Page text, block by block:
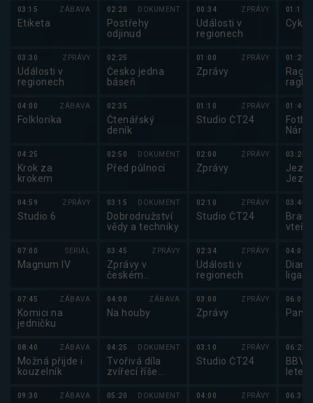
03:15 ZÁBAVA
Etiketa
03:30 ZPRÁVY
Události v
regionech
04:00 ZÁBAVA
Folklorika
04:25
Krok za
krokem
04:59 ZPRÁVY
Studio 6
07:00 SERIÁL
Magnum IV
07:45 ZÁBAVA
Komici na
jedničku
08:40 ZÁBAVA
Možná přijde i
kouzelník
09:30 ZÁBAVA
02:20 DOKUMENT
Postřehy
odjinud
02:25
Česko jedna
báseň
02:35
Čtenářský
deník
02:50 DOKUMENT
Před půlnocí
03:15 DOKUMENT
Dobrodružství
vědy a techniky
03:45 ZPRÁVY
Zprávy v
českém
jazyce
04:00 ZÁBAVA
Na houby
04:25 DOKUMENT
Tvořivá díla
zvířecí říše
05:20 DOKUMENT
00:34 ZPRÁVY
Události v
regionech
01:00 ZPRÁVY
Zprávy
01:10 ZPRÁVY
Studio ČT24
02:00 ZPRÁVY
Zprávy
02:10 ZPRÁVY
Studio ČT24
02:34 ZPRÁVY
Události v
regionech
03:00 ZPRÁVY
Zprávy
03:10 ZPRÁVY
Studio ČT24
04:00 ZPRÁVY
01:10
01:25
ragby
01:40
03:25
03:45
04:00
liga
06:00
06:25
BBV
06:35